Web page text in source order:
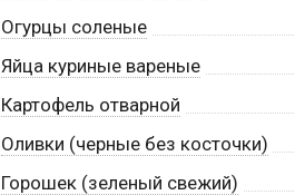
Огурцы соленые
Яйца куриные вареные
Картофель отварной
Оливки (черные без косточки)
Горошек (зеленый свежий)